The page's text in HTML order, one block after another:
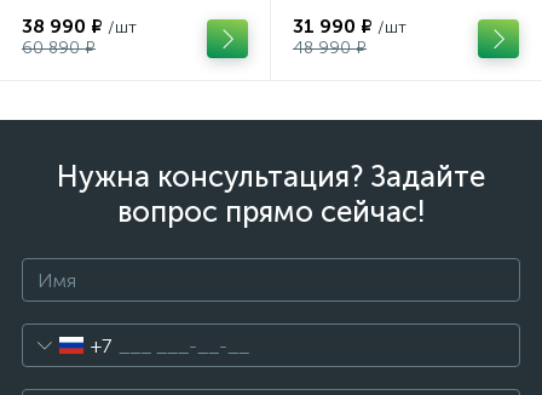
38 990 ₽ /шт
60 890 ₽
31 990 ₽ /шт
48 990 ₽
Нужна консультация? Задайте
вопрос прямо сейчас!
+7